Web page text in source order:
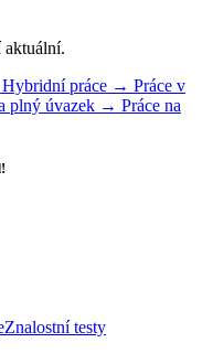
aktuální.
Hybridní práce → Práce v
plný úvazek → Práce na
Znalostní testy